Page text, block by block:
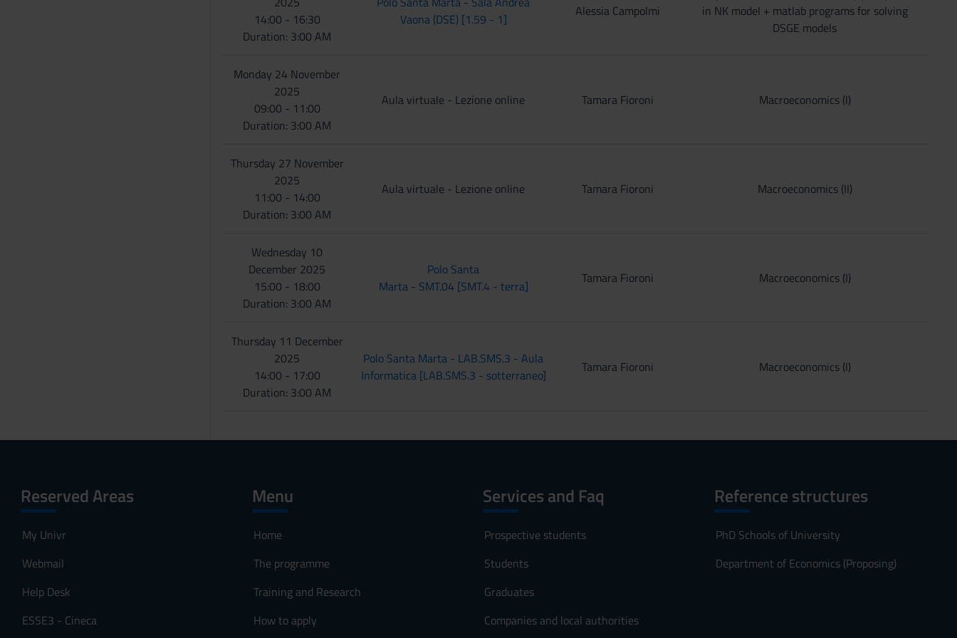
14:00 - 16:30
Duration: 3:00 AM
Vaona (DSE) [1.59 - 1]
Alessia Campolmi
in NK model + matlab programs for solving
DSGE models
Monday 24 November
2025
09:00 - 11:00
Duration: 3:00 AM
Aula virtuale - Lezione online Tamara Fioroni Macroeconomics (I)
Thursday 27 November
2025
11:00 - 14:00
Duration: 3:00 AM
Aula virtuale - Lezione online Tamara Fioroni Macroeconomics (II)
Wednesday 10
December 2025
15:00 - 18:00
Duration: 3:00 AM
Polo Santa
Marta - SMT.04 [SMT.4 - terra]
Tamara Fioroni Macroeconomics (I)
Thursday 11 December
2025
14:00 - 17:00
Duration: 3:00 AM
Polo Santa Marta - LAB.SMS.3 - Aula
Informatica [LAB.SMS.3 - sotterraneo]
Tamara Fioroni Macroeconomics (I)
Reserved Areas
My Univr
Webmail
Help Desk
ESSE3 - Cineca
Menu
Home
The programme
Training and Research
How to apply
Services and Faq
Prospective students
Students
Graduates
Companies and local authorities
Reference structures
PhD Schools of University
Department of Economics (Proposing)